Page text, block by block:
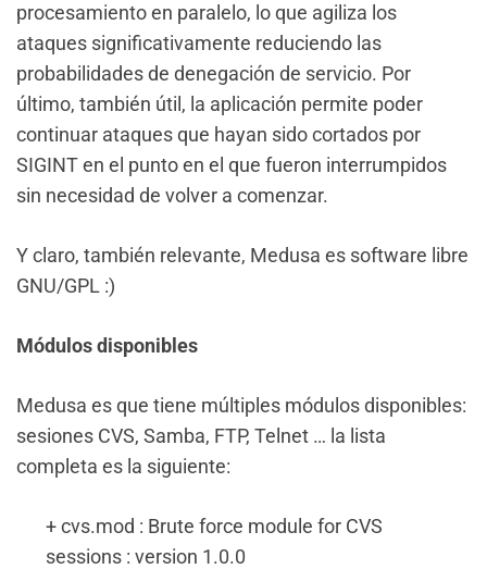
procesamiento en paralelo, lo que agiliza los
ataques significativamente reduciendo las
probabilidades de denegación de servicio. Por
último, también útil, la aplicación permite poder
continuar ataques que hayan sido cortados por
SIGINT en el punto en el que fueron interrumpidos
sin necesidad de volver a comenzar.
Y claro, también relevante, Medusa es software libre
GNU/GPL :)
Módulos disponibles
Medusa es que tiene múltiples módulos disponibles:
sesiones CVS, Samba, FTP, Telnet … la lista
completa es la siguiente:
+ cvs.mod : Brute force module for CVS
sessions : version 1.0.0